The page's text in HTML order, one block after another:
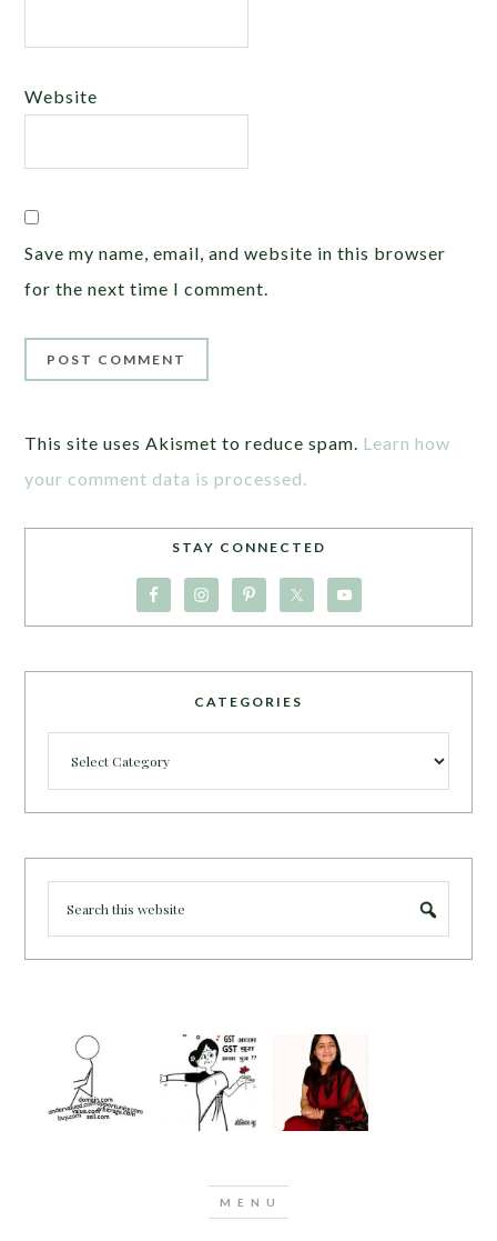
Website
Save my name, email, and website in this browser
for the next time I comment.
This site uses Akismet to reduce spam. Learn how
your comment data is processed.
STAY CONNECTED
CATEGORIES